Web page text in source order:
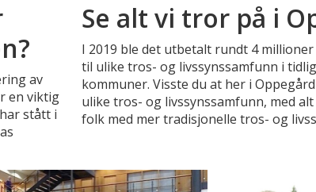
av
en viktig
stått i
Se alt vi tror på i
I 2019 ble det utbetalt rundt 4
til ulike tros- og livssynssamfunn i
kommuner. Visste du at her i
ulike tros- og livssynssamfunn, med
folk med mer tradisjonelle tros- og